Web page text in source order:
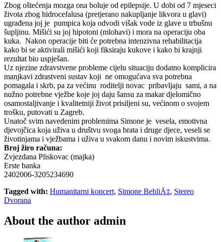
Zbog oštećenja mozga ona boluje od epilepsije. U dobi od 7 mjeseci
života zbog hidrocefalusa (pretjerano nakupljanje likvora u glavi)
ugrađena joj je pumpica koja odvodi višak vode iz glave u trbušnu
šupljinu. Mišići su joj hipotoni (mlohavi) i mora na operaciju oba
kuka. Nakon operacije biti će potrebna intenzivna rehabilitacija
kako bi se aktivirali mišići koji fiksiraju kukove i kako bi krajnji
rezultat bio uspješan.
Uz njezine zdravstvene probleme cijelu situaciju dodatno komplicira
manjkavi zdrastveni sustav koji ne omogućava sva potrebna
pomagala i skrb, pa za većinu roditelji novac pribavljaju sami, a na
nužno potrebne vježbe koje joj daju šansu za makar djelomično
osamostaljivanje i kvalitetniji život prisiljeni su, većinom o svojem
trošku, putovati u Zagreb.
Unatoč svim navedenim problemima Simone je vesela, emotivna
djevojčica koja uživa u društvu svoga brata i druge djece, veseli se
životinjama i vježbama i uživa u svakom danu i novim iskustvima.
Broj žiro računa:
Zvjezdana Pliskovac (majka)
Erste banka
2402006-3205234690
Tagged with: Humanitarni koncert, Simone BehliÄ‡, Stereo
Dvorana
About the author admin